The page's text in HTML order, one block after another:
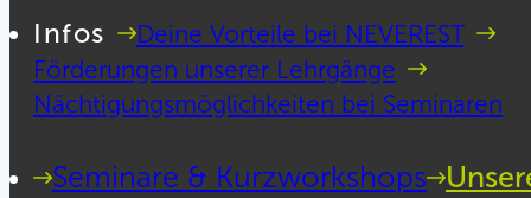
Infos
Deine Vorteile bei NEVEREST
Förderungen unserer Lehrgänge
Nächtigungsmöglichkeiten bei Seminaren
Seminare & Kurzworkshops